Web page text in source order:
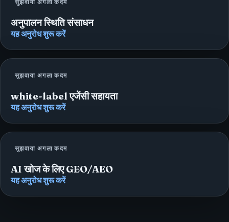
सुझवाया अगला कदम
अनुपालन स्थिति संसाधन
यह अनुरोध शुरू करें
सुझवाया अगला कदम
white-label एजेंसी सहायता
यह अनुरोध शुरू करें
सुझवाया अगला कदम
AI खोज के लिए GEO/AEO
यह अनुरोध शुरू करें